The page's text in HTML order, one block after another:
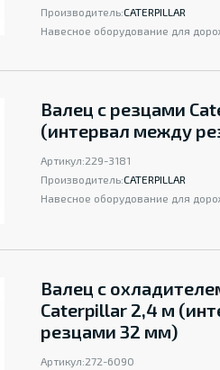
Производитель:CATERPILLAR
Навесное оборудование для
Валец с резцами
(интервал между
Артикул:229-3181
Производитель:CATERPILLAR
Навесное оборудование для
Валец с
Caterpillar 2,4 м
резцами 32 мм)
Артикул:272-6090